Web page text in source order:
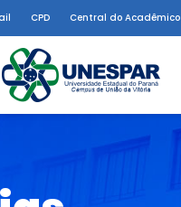
CPD Central do Acadêmico